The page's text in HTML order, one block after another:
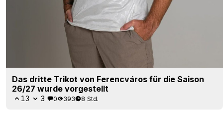
Das dritte Trikot von Ferencváros für die Saison
26/27 wurde vorgestellt
13 3 0 393 8 Std.